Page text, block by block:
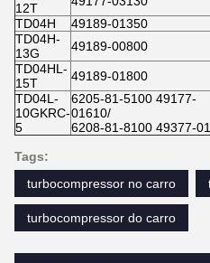
12T
TD04H
49189-01350
TD04H-
13G
49189-00800
TD04HL-
15T
49189-01800
TD04L-
10GKRC-
5
6205-81-5100 49177-
01610/
6208-81-8100 49377-
Tags:
turbocompressor no carro
turbocompressor do carro